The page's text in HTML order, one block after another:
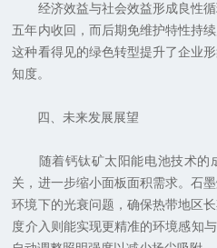
经济效益与社会效益形成良性循
五年内收回，而后期免维护特性持
这种看得见的绿色转型提升了企业
知度。
四、未来发展展望
随着钙钛矿太阳能电池技术的
关，进一步缩小面板面积需求。石
环境下的光衰问题，确保热带地区
度介入则能实现更精准的环境感知